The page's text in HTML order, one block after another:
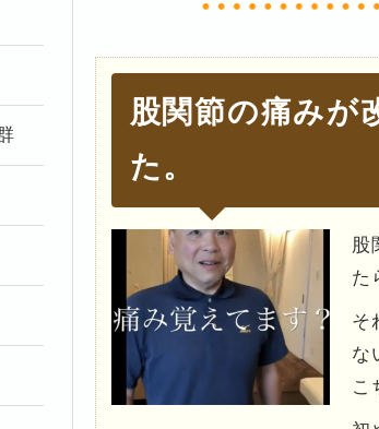
股関節の痛みが
た。
股
た
そ
な
こ